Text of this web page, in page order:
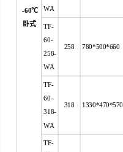
-60℃
卧式
WA
TF-
60-
258-
WA
258 780*500*660
TF-
60-
318-
WA
318 1330*470*570
TF-